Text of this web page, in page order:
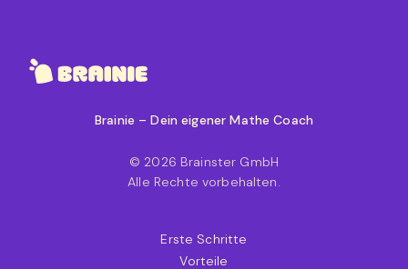
Brainie – Dein eigener Mathe Coach
© 2026 Brainster GmbH
Alle Rechte vorbehalten.
Erste Schritte
Vorteile